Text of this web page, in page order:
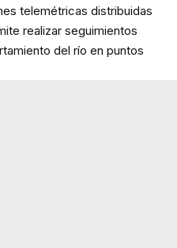
telemétricas distribuidas
realizar seguimientos
del río en puntos